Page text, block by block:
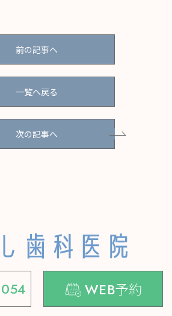
前の記事へ
一覧へ戻る
次の記事へ
WEB予約